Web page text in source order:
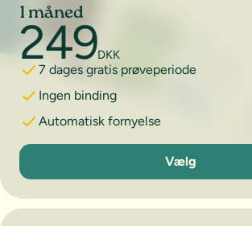
1 måned
249DKK
7 dages gratis prøveperiode
Ingen binding
Automatisk fornyelse
1 måned
Vælg